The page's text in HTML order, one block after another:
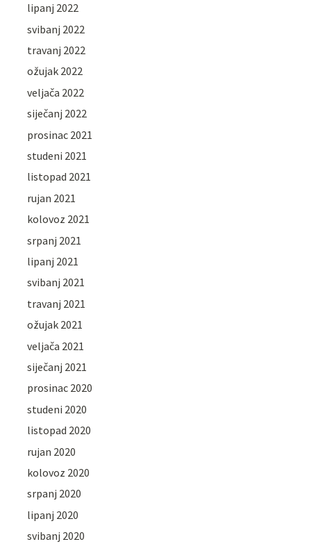
lipanj 2022
svibanj 2022
travanj 2022
ožujak 2022
veljača 2022
siječanj 2022
prosinac 2021
studeni 2021
listopad 2021
rujan 2021
kolovoz 2021
srpanj 2021
lipanj 2021
svibanj 2021
travanj 2021
ožujak 2021
veljača 2021
siječanj 2021
prosinac 2020
studeni 2020
listopad 2020
rujan 2020
kolovoz 2020
srpanj 2020
lipanj 2020
svibanj 2020